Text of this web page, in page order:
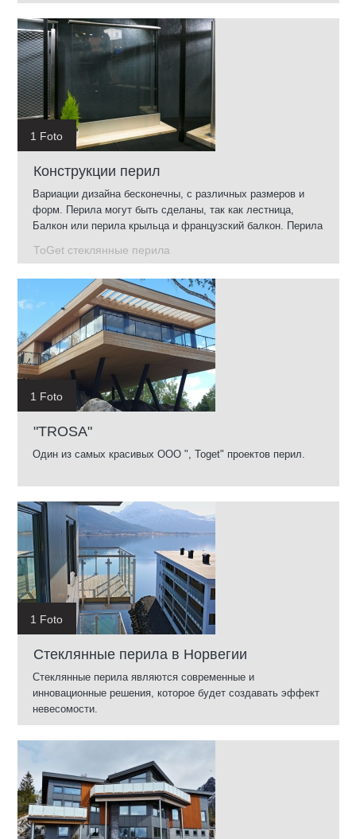
1 Foto
Конструкции перил
Вариации дизайна бесконечны, с различных размеров и
форм. Перила могут быть сделаны, так как лестница,
Балкон или перила крыльца и французский балкон. Перила
воздухе.
ToGet стеклянные перила
1 Foto
"TROSA"
Один из самых красивых ООО ", Toget" проектов перил.
1 Foto
Стеклянные перила в Норвегии
Стеклянные перила являются современные и
инновационные решения, которое будет создавать эффект
невесомости.